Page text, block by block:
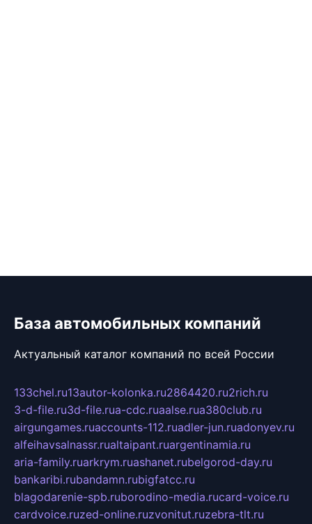
База автомобильных компаний
Актуальный каталог компаний по всей России
133chel.ru13autor-kolonka.ru2864420.ru2rich.ru
3-d-file.ru3d-file.rua-cdc.ruaalse.rua380club.ru
airgungames.ruaccounts-112.ruadler-jun.ruadonyev.ru
alfeihavsalnassr.rualtaipant.ruargentinamia.ru
aria-family.ruarkrym.ruashanet.rubelgorod-day.ru
bankaribi.rubandamn.rubigfatcc.ru
blagodarenie-spb.ruborodino-media.rucard-voice.ru
cardvoice.ruzed-online.ruzvonitut.ruzebra-tlt.ru